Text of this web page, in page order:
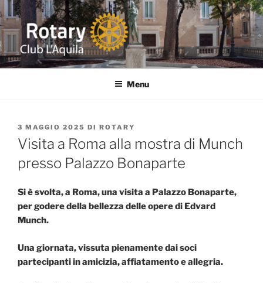
Salta
al
contenuto
ROTARY L'AQUILA
Distretto 2090 ITALIA Abruzzo-Marche-Molise-Umbria
Menu
PUBBLICATO
IL
3 MAGGIO 2025 DI ROTARY
Visita a Roma alla mostra di Munch
presso Palazzo Bonaparte
Si è svolta, a Roma, una visita a Palazzo Bonaparte,
per godere della bellezza delle opere di Edvard
Munch.
Una giornata, vissuta pienamente dai soci
partecipanti inamicizia, affiatamento e allegria.